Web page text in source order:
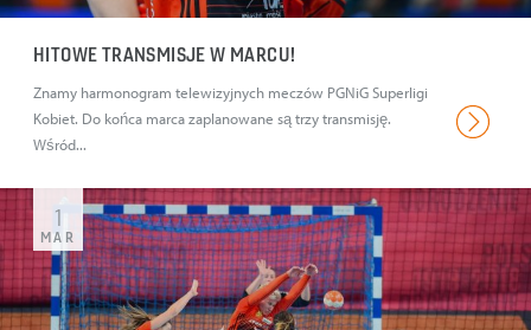
HITOWE TRANSMISJE W MARCU!
Znamy harmonogram telewizyjnych meczów PGNiG Superligi
Kobiet. Do końca marca zaplanowane są trzy transmisję.
Wśród...
1
MAR